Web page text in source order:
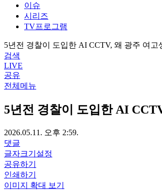
이슈
시리즈
TV프로그램
5년전 경찰이 도입한 AI CCTV, 왜 광주 여고
검색
LIVE
공유
전체메뉴
5년전 경찰이 도입한 AI
2026.05.11. 오후 2:59.
댓글
글자크기설정
공유하기
인쇄하기
이미지 확대 보기